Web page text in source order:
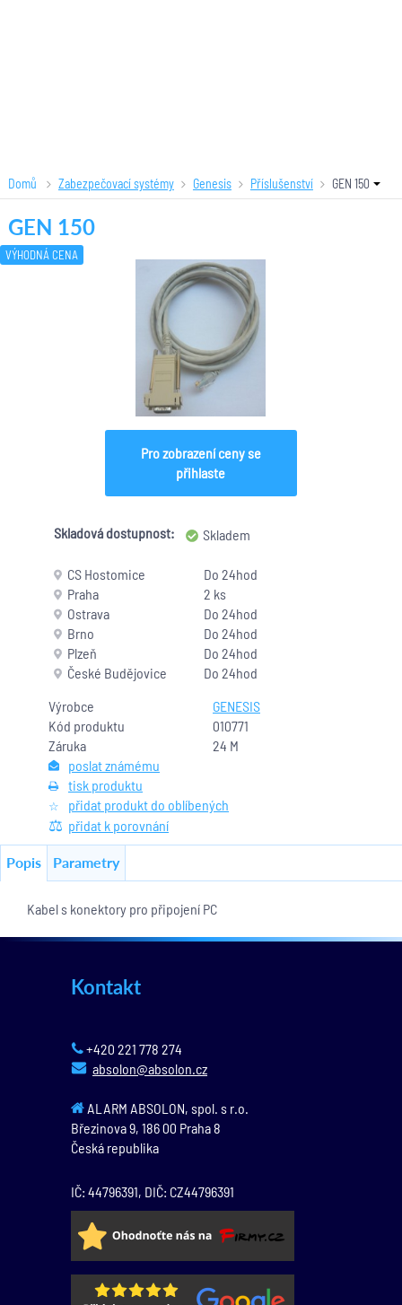
Domů Zabezpečovací systémy Genesis Příslušenství GEN 150
VÝHODNÁ CENA
GEN 150
Výrobce
GENESIS
Kód produktu
010771
Záruka
24 M
poslat známému
tisk produktu
přidat produkt do oblíbených
přidat k porovnání
Pro zobrazení ceny se
přihlaste
Skladová dostupnost: Skladem
CS Hostomice
Do 24hod
Praha
2 ks
Ostrava
Do 24hod
Brno
Do 24hod
Plzeň
Do 24hod
České Budějovice
Do 24hod
Popis Parametry
Kabel s konektory pro připojení PC
Kontakt
+420 221 778 274
absolon@absolon.cz
ALARM ABSOLON, spol. s r.o.
Březinova 9, 186 00 Praha 8
Česká republika
IČ: 44796391, DIČ: CZ44796391